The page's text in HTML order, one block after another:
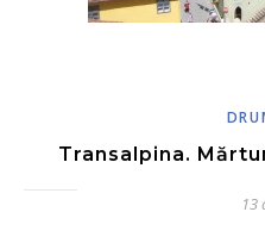
Transalpina.
13